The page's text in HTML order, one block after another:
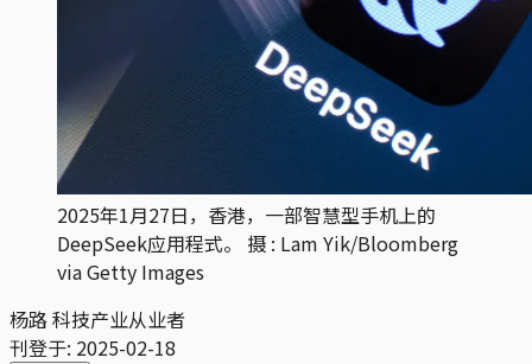
2025年1月27日，香港，一部智慧型手机上的
DeepSeek应用程式。 摄 : Lam Yik/Bloomberg
via Getty Images
杨路科技产业从业者
刊登于: 2025-02-18